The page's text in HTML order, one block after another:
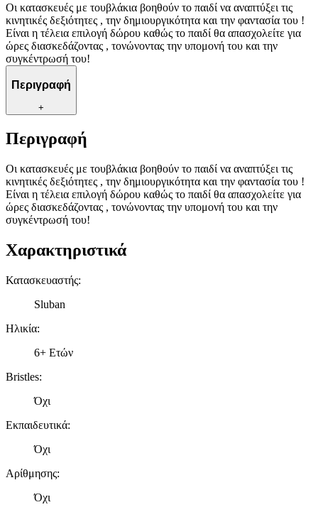
Οι κατασκευές με τουβλάκια βοηθούν το παιδί να αναπτύξει τις
κινητικές δεξιότητες , την δημιουργικότητα και την φαντασία του !
Είναι η τέλεια επιλογή δώρου καθώς το παιδί θα απασχολείτε για
ώρες διασκεδάζοντας , τονώνοντας την υπομονή του και την
συγκέντρωσή του!
Περιγραφή
+
Περιγραφή
Οι κατασκευές με τουβλάκια βοηθούν το παιδί να αναπτύξει τις
κινητικές δεξιότητες , την δημιουργικότητα και την φαντασία του !
Είναι η τέλεια επιλογή δώρου καθώς το παιδί θα απασχολείτε για
ώρες διασκεδάζοντας , τονώνοντας την υπομονή του και την
συγκέντρωσή του!
Χαρακτηριστικά
Κατασκευαστής:
Sluban
Ηλικία:
6+ Ετών
Bristles:
Όχι
Εκπαιδευτικά:
Όχι
Αρίθμησης:
Όχι